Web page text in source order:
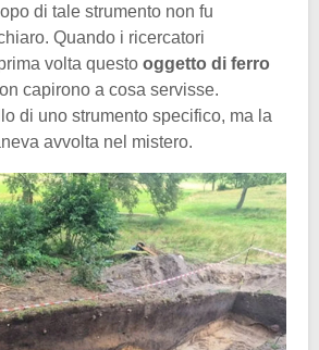
di tale strumento non fu
Quando i ricercatori
volta questo oggetto di ferro
capirono a cosa servisse.
di uno strumento specifico, ma la
avvolta nel mistero.